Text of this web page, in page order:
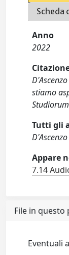
Scheda
Anno
2022
stiamo
Tutti gli
Appare
7.14
File in
Eventuali